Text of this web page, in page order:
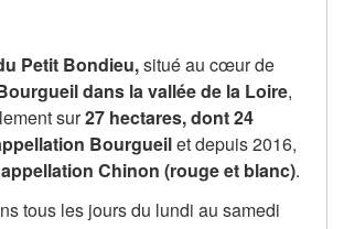
Petit Bondieu,situé au cœur de
dans la vallée de la Loire,
sur27 hectares, dont 24
Bourgueilet depuis 2016,
Chinon (rouge et blanc).
tous les jours du lundi au samedi